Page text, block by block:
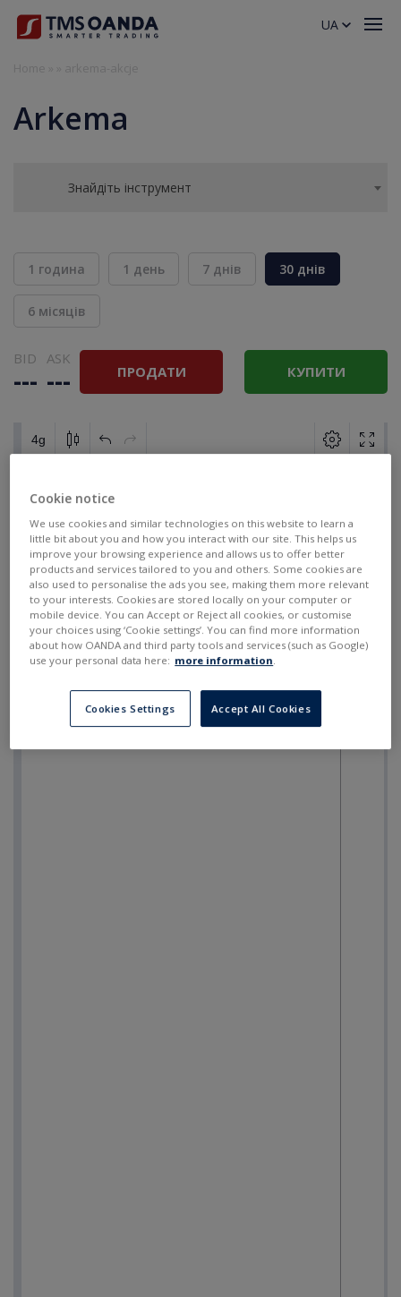
Arkema
Знайдіть інструмент
1 година 1 день 7 днів 30 днів
6 місяців
BID
---
ASK
--- ПРОДАТИ КУПИТИ
UA
Cookie notice
We use cookies and similar technologies on this website to learn a
little bit about you and how you interact with our site. This helps us
improve your browsing experience and allows us to offer better
products and services tailored to you and others. Some cookies are
also used to personalise the ads you see, making them more relevant
to your interests. Cookies are stored locally on your computer or
mobile device. You can Accept or Reject all cookies, or customise
your choices using ‘Cookie settings’. You can find more information
about how OANDA and third party tools and services (such as Google)
use your personal data here: more information.
Cookies Settings Accept All Cookies